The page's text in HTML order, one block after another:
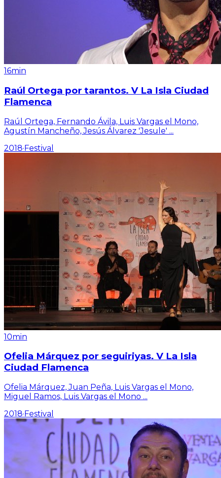
16min
Raúl Ortega por tarantos. V La Isla Ciudad
Flamenca
Raúl Ortega, Fernando Ávila, Luis Vargas el Mono,
Agustín Mancheño, Jesús Álvarez 'Jesule' ...
2018·Festival
10min
Ofelia Márquez por seguiriyas. V La Isla
Ciudad Flamenca
Ofelia Márquez, Juan Peña, Luis Vargas el Mono,
Miguel Ramos, Luis Vargas el Mono ...
2018·Festival